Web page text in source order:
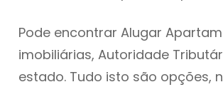
Pode encontrar Alugar
imobiliárias, Autoridade
estado. Tudo isto são opções,